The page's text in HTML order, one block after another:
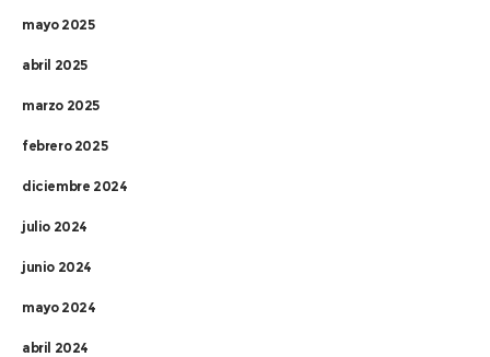
mayo 2025
abril 2025
marzo 2025
febrero 2025
diciembre 2024
julio 2024
junio 2024
mayo 2024
abril 2024